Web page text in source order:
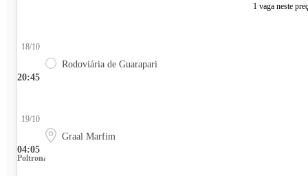
1 vaga neste
20:45
18/10
Rodoviária de Guarapari
04:05
19/10
Graal Marfim
Poltrona